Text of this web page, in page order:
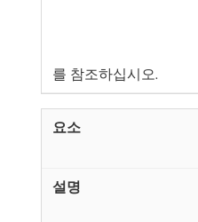
를 참조하십시오.